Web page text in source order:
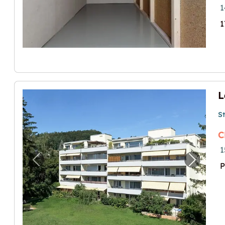
Previous image for "Lagerraum im Next